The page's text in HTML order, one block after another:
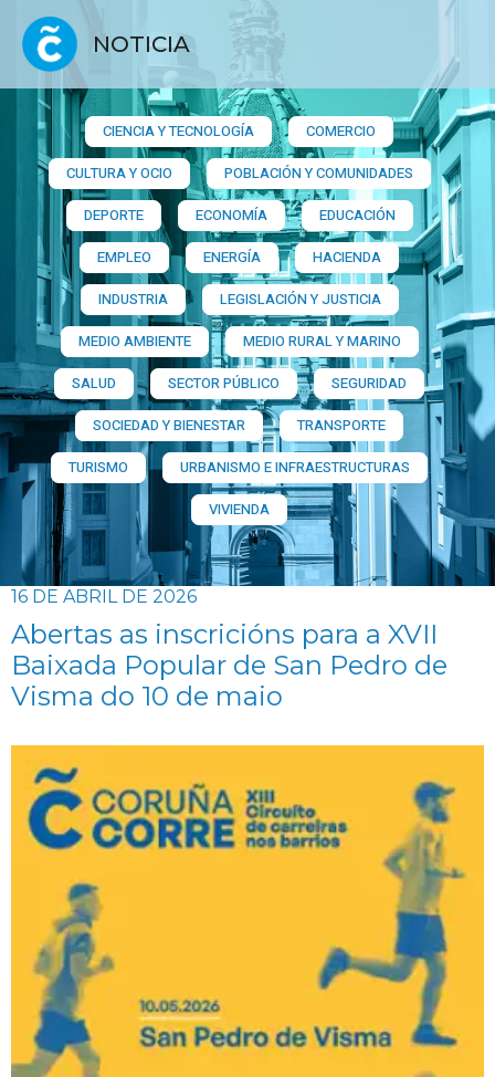
NOTICIA
CIENCIA Y TECNOLOGÍA
COMERCIO
CULTURA Y OCIO
POBLACIÓN Y COMUNIDADES
DEPORTE
ECONOMÍA
EDUCACIÓN
EMPLEO
ENERGÍA
HACIENDA
INDUSTRIA
LEGISLACIÓN Y JUSTICIA
MEDIO AMBIENTE
MEDIO RURAL Y MARINO
SALUD
SECTOR PÚBLICO
SEGURIDAD
SOCIEDAD Y BIENESTAR
TRANSPORTE
TURISMO
URBANISMO E INFRAESTRUCTURAS
VIVIENDA
16 DE ABRIL DE 2026
Abertas as inscricións para a XVII
Baixada Popular de San Pedro de
Visma do 10 de maio